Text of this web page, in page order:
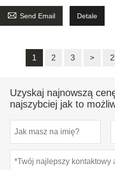
 Send Email Detale
1 2 3 >
Uzyskaj najnowszą
najszybciej jak to